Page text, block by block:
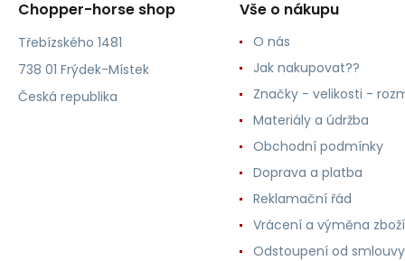
Chopper-horse shop
Třebízského 1481
738 01 Frýdek-Místek
Česká republika
Vše o nákupu
O nás
Jak nakupovat??
Značky - velikosti -
Materiály a údržba
Obchodní podmínky
Doprava a platba
Reklamační řád
Vrácení a výměna zboží
Odstoupení od smlouvy